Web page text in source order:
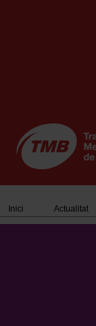
Main
Inici Actualitat